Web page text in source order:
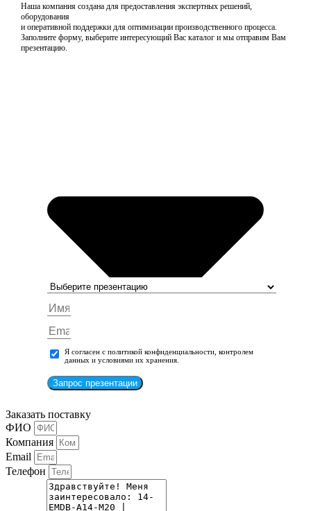
Наша компания создана для предоставления экспертных решений,
оборудования
и оперативной поддержки для оптимизации производственного процесса.
Заполните форму, выберите интересующий Вас каталог и мы отправим Вам
презентацию.
Я согласен с политикой конфиденциальности, контролем
данных и условиями их хранения.
Запрос презентации
Заказать поставку
ФИО
Компания
Email
Телефон